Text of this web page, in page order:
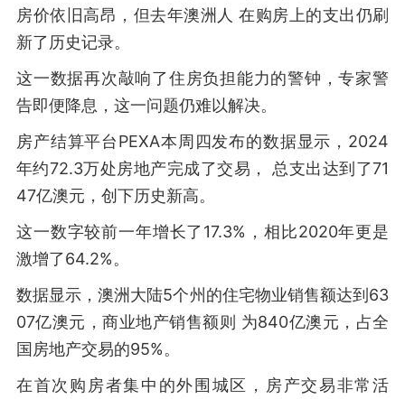
房价依旧高昂，但去年澳洲人 在购房上的支出仍刷
新了历史记录。
这一数据再次敲响了住房负担能力的警钟，专家警
告即便降息，这一问题仍难以解决。
房产结算平台PEXA本周四发布的数据显示，2024
年约72.3万处房地产完成了交易， 总支出达到了71
47亿澳元，创下历史新高。
这一数字较前一年增长了17.3%，相比2020年更是
激增了64.2%。
数据显示，澳洲大陆5个州的住宅物业销售额达到63
07亿澳元，商业地产销售额则 为840亿澳元，占全
国房地产交易的95%。
在首次购房者集中的外围城区，房产交易非常活